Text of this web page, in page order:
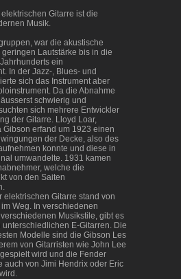
Gitarre ist die
Musik.
war die akustische
Lautstärke bis in die
ein
In der Jazz-, Blues- und
sich das Instrument aber
Da die Abnahme
schwierig und
sich mehrere Entwickler
der Gitarre. Lloyd Loar,
Gibson erfand um 1923 einen
der Decke, also des
konnte und diese in
umwandelte. 1931 kamen
welche die
von den Saiten
elektrischen Gitarre stand von
Weg. In verschiedenen
Musikstile, gibt es
E-Gitarren. Die
Modelle sind die Gibson Les
von Gitarristen wie John Lee
wird und die Fender
auch von Jimi Hendrix oder Eric